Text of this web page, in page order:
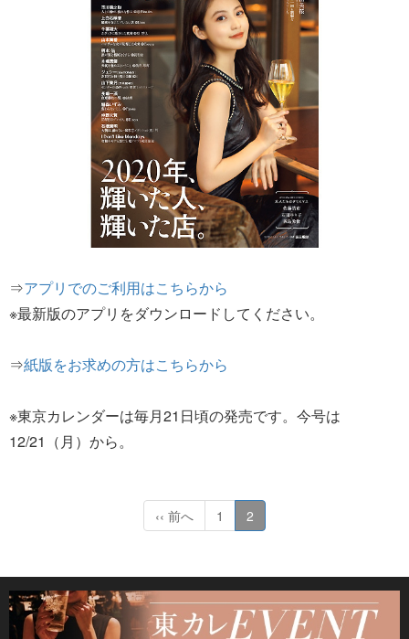
⇒アプリでのご利用はこちらから
※最新版のアプリをダウンロードしてください。
⇒紙版をお求めの方はこちらから
※東京カレンダーは毎月21日頃の発売です。今号は
12/21（月）から。
‹‹ 前へ 1 2